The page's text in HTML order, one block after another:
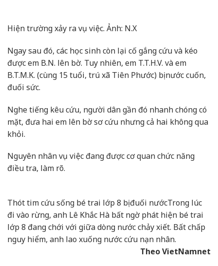
Hiện trường xảy ra vụ việc. Ảnh: N.X
Ngay sau đó, các học sinh còn lại cố gắng cứu và kéo
được em B.N. lên bờ. Tuy nhiên, em T.T.H.V. và em
B.T.M.K. (cùng 15 tuổi, trú xã Tiên Phước) bị nước cuốn,
đuối sức.
Nghe tiếng kêu cứu, người dân gần đó nhanh chóng có
mặt, đưa hai em lên bờ sơ cứu nhưng cả hai không qua
khỏi.
Nguyên nhân vụ việc đang được cơ quan chức năng
điều tra, làm rõ.
Thót tim cứu sống bé trai lớp 8 bị đuối nướcTrong lúc
đi vào rừng, anh Lê Khắc Hà bất ngờ phát hiện bé trai
lớp 8 đang chới với giữa dòng nước chảy xiết. Bất chấp
nguy hiểm, anh lao xuống nước cứu nạn nhân.
Theo VietNamnet